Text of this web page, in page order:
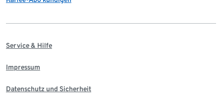
Service & Hilfe
Impressum
Datenschutz und Sicherheit